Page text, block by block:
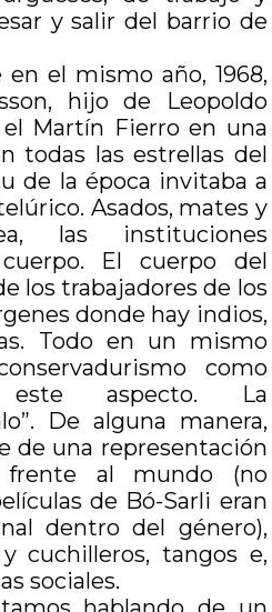
y salir del barrio de
el mismo año, 1968,
hijo de Leopoldo
el Martín Fierro en una
todas las estrellas del
de la época invitaba a
Asados, mates y
las instituciones
El cuerpo del
los trabajadores de los
donde hay indios,
Todo en un mismo
como
aspecto. La
De alguna manera,
de una representación
frente al mundo (no
de Bó-Sarli eran
dentro del género),
cuchilleros, tangos e,
sociales.